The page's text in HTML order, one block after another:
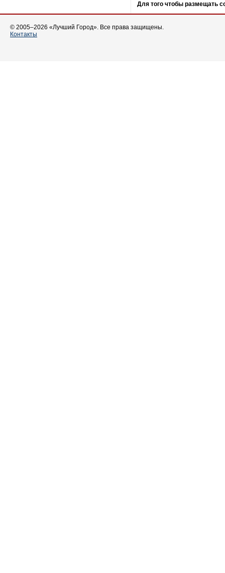
Для того чтобы размещать
© 2005–2026 «Лучший Город». Все права защищены.
Контакты